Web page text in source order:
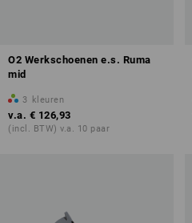
O2 Werkschoenen e.s. Ruma
mid
3 kleuren
v.a. € 126,93
(incl. BTW) v.a. 10 paar